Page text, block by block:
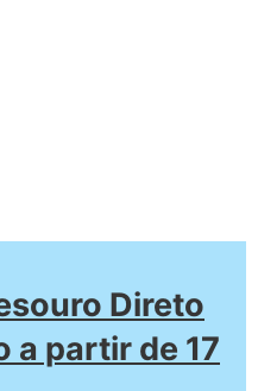
Direto
a partir de 17